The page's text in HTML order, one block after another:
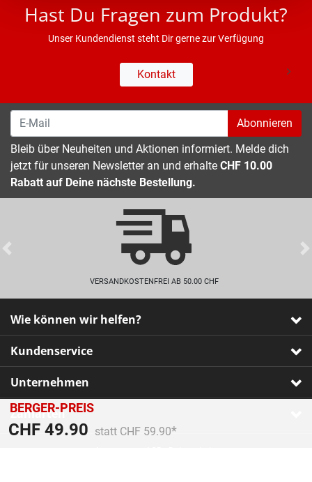
BERGER-PREIS
CHF 49.90 Preis reduziert von
statt CHF 59.90
An
Hast Du Fragen zum Produkt?
Unser Kundendienst steht Dir gerne zur Verfügung
Kontakt
Abonnieren
Bleib über Neuheiten und Aktionen informiert. Melde dich
jetzt für unseren Newsletter an und erhalte CHF 10.00
Rabatt auf Deine nächste Bestellung.
VERSANDKOSTENFREI AB 50.00 CHF
Previous
Wie können wir helfen?
Kundenservice
Unternehmen
Zahlarten